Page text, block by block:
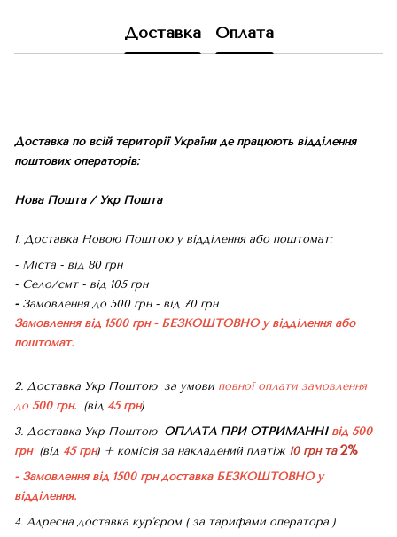
Доставка Оплата
Доставка по всій території України де працюють відділення
поштових операторів:
Нова Пошта / Укр Пошта
1. Доставка Новою Поштою у відділення або поштомат:
- Міста - від 80 грн
- Село/смт - від 105 грн
-Замовлення до 500 грн - від 70 грн
Замовлення від 1500 грн - БЕЗКОШТОВНО у відділення або
поштомат.
2. Доставка Укр Поштою за умови повної оплати замовлення
до 500 грн. (від 45 грн)
3. Доставка Укр ПоштоюОПЛАТА ПРИ ОТРИМАННІ від 500
грн (від 45 грн) + комісія за накладений платіж 10 грн та 2%
- Замовлення від 1500 грн доставка БЕЗКОШТОВНО у
відділення.
4. Адресна доставка кур'єром ( за тарифами оператора )